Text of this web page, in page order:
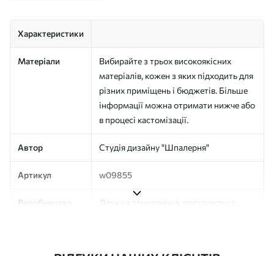
Характеристики
Матеріали
Вибирайте з трьох високоякісних
матеріалів, кожен з яких підходить для
різних приміщень і бюджетів. Більше
інформації можна отримати нижче або
в процесі кастомізації.
Автор Студія дизайну "Шпалерня"
Артикул w09855
Виробництво
Друк на замовлення, постачається